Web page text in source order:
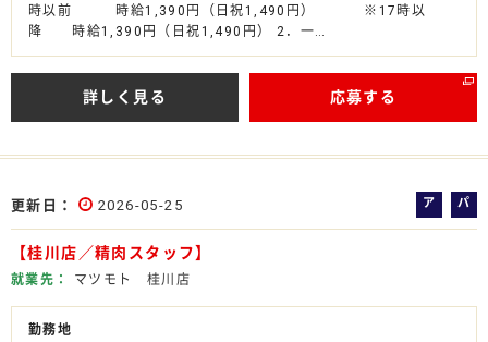
時以前 時給1,390円（日祝1,490円） ※17時以
降 時給1,390円（日祝1,490円） 2．一…
詳しく見る 応募する
更新日 2026-05-25
ア
ル
パ
ー
【桂川店／精肉スタッフ】
就業先 マツモト 桂川店
勤務地